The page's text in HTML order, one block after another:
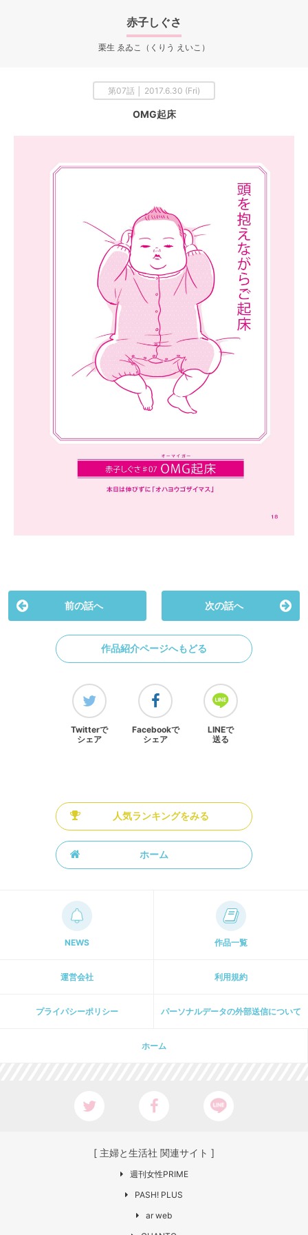
赤子しぐさ
栗生 ゑゐこ（くりう えいこ）
第07話 │ 2017.6.30 (Fri)
OMG起床
前の話へ 次の話へ
作品紹介ページへもどる
Twitterで
シェア
Facebookで
シェア
LINEで
送る
人気ランキングをみる
ホーム
NEWS 作品一覧
運営会社 利用規約
プライパシーポリシー パーソナルデータの外部送信について
ホーム
[ 主婦と生活社 関連サイト ]
週刊女性PRIME
PASH! PLUS
ar web